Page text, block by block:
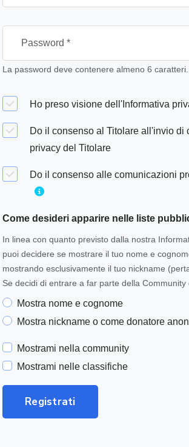
La password deve contenere almeno 6 caratteri.
Ho preso visione dell'Informativa
Do il consenso al Titolare all'invio
privacy del Titolare
Do il consenso alle comunicazioni
Come desideri apparire nelle liste
In linea con quanto previsto dalla nostra
puoi decidere se mostrare il tuo nome e
mostrando esclusivamente il tuo nickname
Se decidi di entrare a far parte della
Mostra nome e cognome
Mostra nickname o come donatore
Mostrami nella community
Mostrami nelle classifiche
Registrati